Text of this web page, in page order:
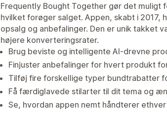
Frequently Bought Together gør det
hvilket forøger salget. Appen, skabt i 2017,
opsalg og anbefalinger. Den er unik takket
højere konverteringsrater.
Brug beviste og intelligente AI-drevne
Finjuster anbefalinger for hvert produkt
Tilføj fire forskellige typer bundtrabatter
Få færdiglavede stilarter til dit tema og
Se, hvordan appen nemt håndterer